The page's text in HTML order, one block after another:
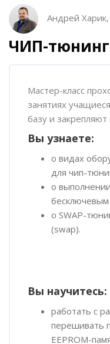
Блоки
Пропустить [Cocoon]
Андрей
ЧИП-тюнинг
Мастер-класс
занятиях
базу и закрепляют
Вы узнаете:
о видах
для чип-
о
о SWAP-
Вы научитесь:
работать с
перешивать
EEPROM-